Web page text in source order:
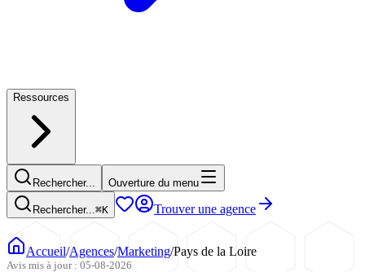
Ressources
Rechercher... Ouverture du menu
Rechercher...⌘K Trouver une agence
Accueil/Agences/Marketing/Pays de la Loire
Avis mis à jour : 05-08-2026